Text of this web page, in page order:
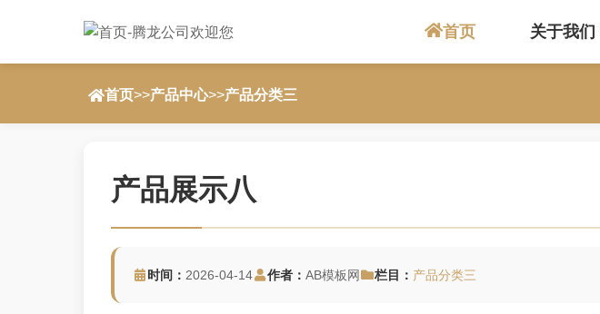
首页 关于我们
首页>>产品中心>>产品分类三
产品展示八
时间： 2026-04-14 作者： AB模板网 栏目： 产品分类三